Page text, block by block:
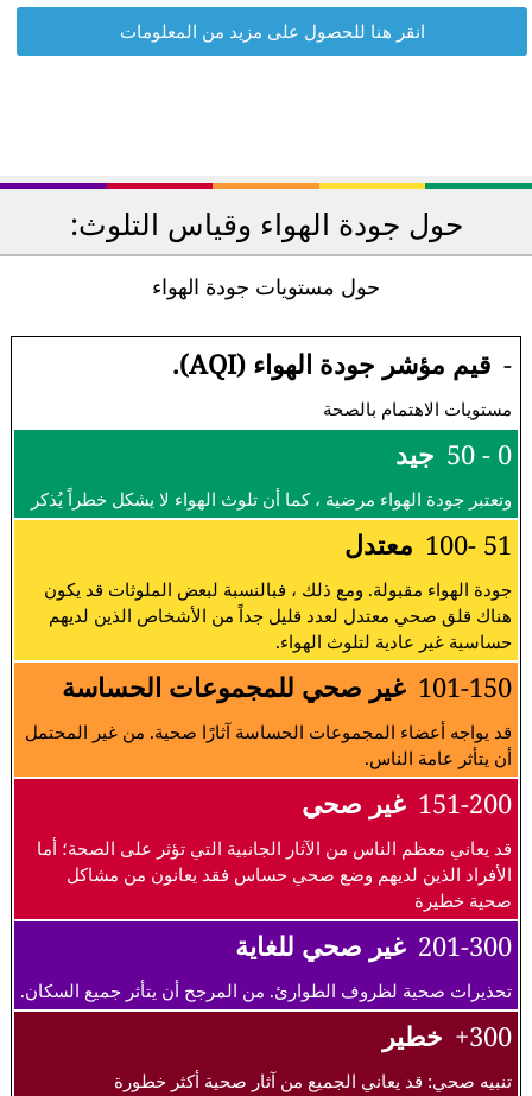
انقر هنا للحصول على مزيد من المعلومات
حول جودة الهواء وقياس التلوث:
حول مستويات جودة الهواء
- قيم مؤشر جودة الهواء (AQI).
مستويات الاهتمام بالصحة
0 - 50 جيد
وتعتبر جودة الهواء مرضية ، كما أن تلوث الهواء لا يشكل خطراً يُذكر
51 -100 معتدل
جودة الهواء مقبولة. ومع ذلك ، فبالنسبة لبعض الملوثات قد يكون
هناك قلق صحي معتدل لعدد قليل جداً من الأشخاص الذين لديهم
حساسية غير عادية لتلوث الهواء.
101-150 غير صحي للمجموعات الحساسة
قد يواجه أعضاء المجموعات الحساسة آثارًا صحية. من غير المحتمل
أن يتأثر عامة الناس.
151-200 غير صحي
قد يعاني معظم الناس من الآثار الجانبية التي تؤثر على الصحة؛ أما
الأفراد الذين لديهم وضع صحي حساس فقد يعانون من مشاكل
صحية خطيرة
201-300 غير صحي للغاية
تحذيرات صحية لظروف الطوارئ. من المرجح أن يتأثر جميع السكان.
300+ خطير
تنبيه صحي: قد يعاني الجميع من آثار صحية أكثر خطورة